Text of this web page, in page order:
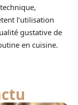
l’utilisation
gustative de
en cuisine.